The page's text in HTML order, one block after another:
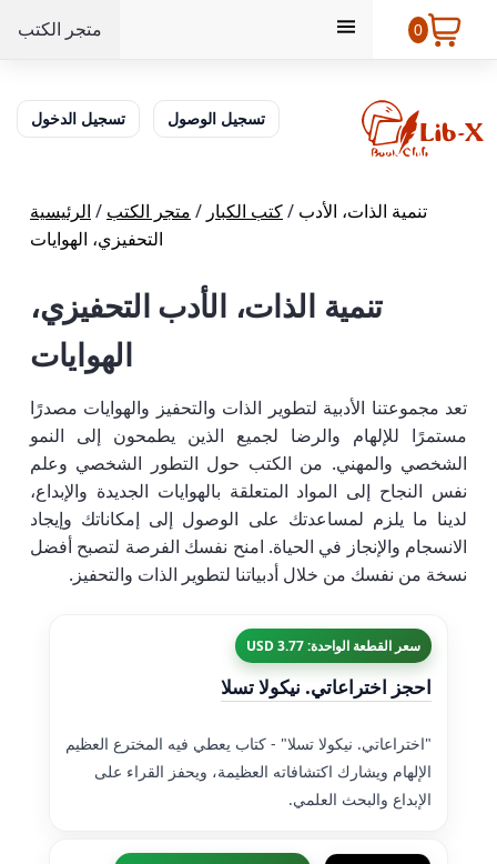
0 متجر الكتب
تسجيل الدخول تسجيل الوصول
الرئيسية / متجر الكتب / كتب الكبار/ تنمية الذات، الأدب
التحفيزي، الهوايات
تنمية الذات، الأدب التحفيزي،
الهوايات
تعد مجموعتنا الأدبية لتطوير الذات والتحفيز والهوايات مصدرًا
مستمرًا للإلهام والرضا لجميع الذين يطمحون إلى النمو
الشخصي والمهني. من الكتب حول التطور الشخصي وعلم
نفس النجاح إلى المواد المتعلقة بالهوايات الجديدة والإبداع،
لدينا ما يلزم لمساعدتك على الوصول إلى إمكاناتك وإيجاد
الانسجام والإنجاز في الحياة. امنح نفسك الفرصة لتصبح أفضل
نسخة من نفسك من خلال أدبياتنا لتطوير الذات والتحفيز.
سعر القطعة الواحدة: 3.77 USD
احجز اختراعاتي. نيكولا تسلا
"اختراعاتي. نيكولا تسلا" - كتاب يعطي فيه المخترع العظيم
الإلهام ويشارك اكتشافاته العظيمة، ويحفز القراء على
الإبداع والبحث العلمي.